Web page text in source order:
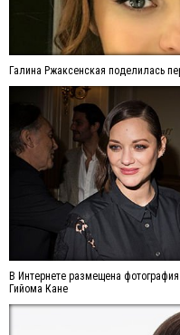
Галина Ржаксенская поделилась
В Интернете размещена
Гийома Кане